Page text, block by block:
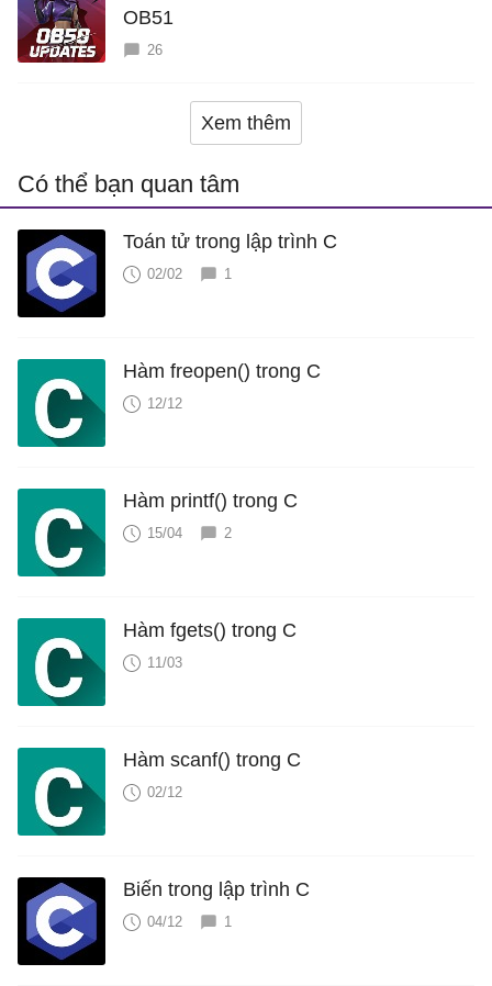
OB51
26
Xem thêm
Có thể bạn quan tâm
Toán tử trong lập trình C
02/02 1
Hàm freopen() trong C
12/12
Hàm printf() trong C
15/04 2
Hàm fgets() trong C
11/03
Hàm scanf() trong C
02/12
Biến trong lập trình C
04/12 1